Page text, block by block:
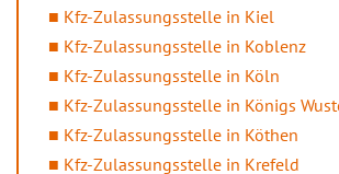
Kfz-Zulassungsstelle in Kiel
Kfz-Zulassungsstelle in Koblenz
Kfz-Zulassungsstelle in Köln
Kfz-Zulassungsstelle in Königs
Kfz-Zulassungsstelle in Köthen
Kfz-Zulassungsstelle in Krefeld